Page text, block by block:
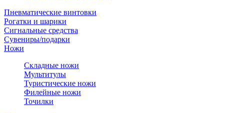
Пневматические винтовки
Рогатки и шарики
Сигнальные средства
Сувениры/подарки
Ножи
Складные ножи
Мультитулы
Туристические ножи
Филейные ножи
Точилки